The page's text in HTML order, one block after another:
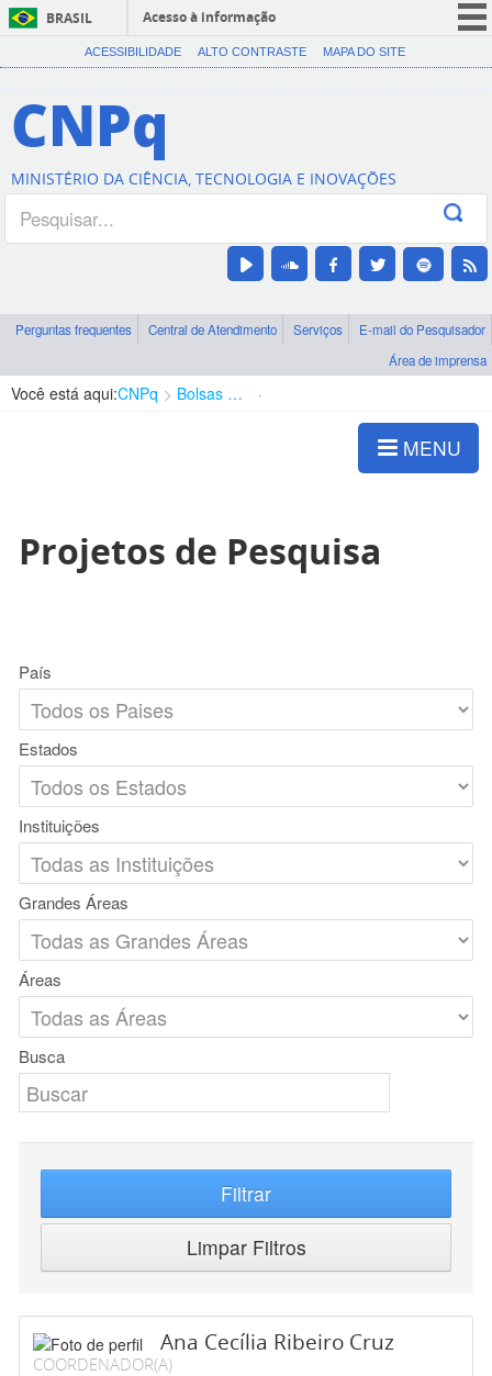
BRASIL
Acesso à informação
CORONAVÍRUS (COVID-19)
Canais
ACESSIBILIDADE ALTO CONTRASTE MAPA DO SITE
CNPq
MINISTÉRIO DA CIÊNCIA, TECNOLOGIA E INOVAÇÕES
Perguntas frequentes Central de Atendimento Serviços
E-mail do Pesquisador
Área de imprensa
Você está aqui:CNPq Bolsas e Auxílios Vigentes
MENU
Projetos de Pesquisa
País
Estados
Instituições
Grandes Áreas
Áreas
Busca
Filtrar
Limpar Filtros
Ana Cecília Ribeiro Cruz
COORDENADOR(A)